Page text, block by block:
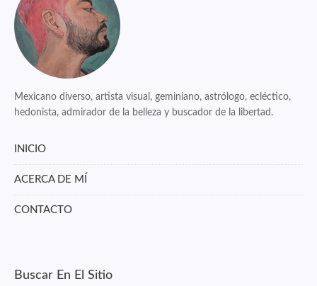
Mexicano diverso, artista visual, geminiano, astrólogo, ecléctico,
hedonista, admirador de la belleza y buscador de la libertad.
INICIO
ACERCA DE MÍ
CONTACTO
Buscar En El Sitio